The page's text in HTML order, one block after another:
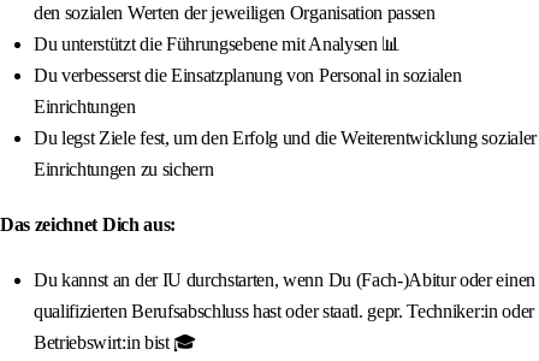
den sozialen Werten der jeweiligen Organisation passen
Du unterstützt die Führungsebene mit Analysen 📊
Du verbesserst die Einsatzplanung von Personal in sozialen
Einrichtungen
Du legst Ziele fest, um den Erfolg und die Weiterentwicklung sozialer
Einrichtungen zu sichern
Das zeichnet Dich aus:
Du kannst an der IU durchstarten, wenn Du (Fach-)Abitur oder einen
qualifizierten Berufsabschluss hast oder staatl. gepr. Techniker:in oder
Betriebswirt:in bist 🎓